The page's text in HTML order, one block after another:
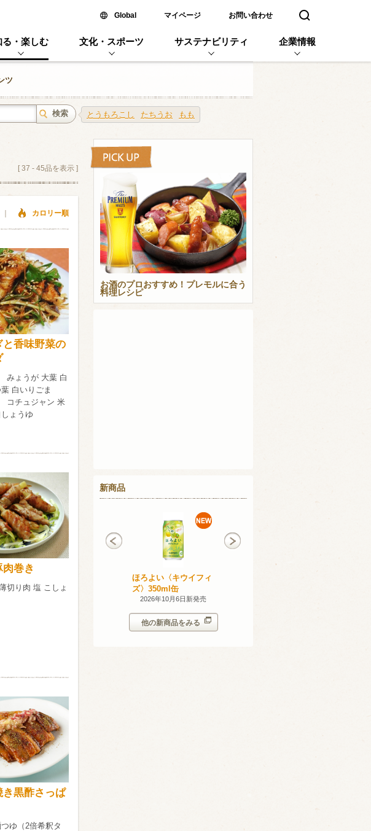
Global新しいウィンドウで開く
マイページ お問い合わせ 検索窓を開く
る・楽しむ 文化・スポーツ サステナビリティ 企業情報
ツ
とうもろこし たちうお もも
スイーツ
きのこ
くだもの
焼酎
[37 - 45品を表示 ]
カロリー順
と香味野菜の
みょうが 大葉 白
白いりごま
コチュジャン 米
ょうゆ
巻き
切り肉 塩 こしょ
き黒酢さっぱ
ゆ（2倍希釈タ
お酒のプロおすすめ！プレモルに合う
料理レシピ
新商品
ほろよい〈キウイフィ
ズ〉350ml缶
2026年10月6日新発売
ブリュット 2023
他の新商品をみる